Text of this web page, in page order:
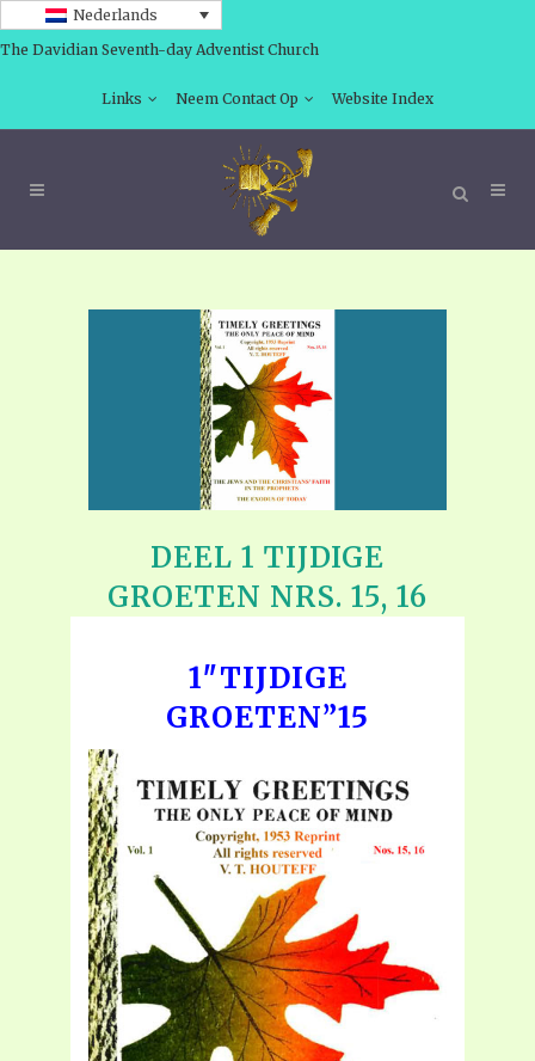
Nederlands
The Davidian Seventh-day Adventist Church
Links Neem Contact Op Website Index
DEEL 1 TIJDIGE
GROETEN NRS. 15, 16
1″TIJDIGE
GROETEN”15